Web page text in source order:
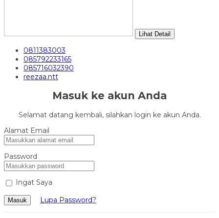
Lihat Detail
0811383003
085792233165
085716032390
reezaa.ntt
Masuk ke akun Anda
Selamat datang kembali, silahkan login ke akun Anda.
Alamat Email
Password
Ingat Saya
Masuk Lupa Password?